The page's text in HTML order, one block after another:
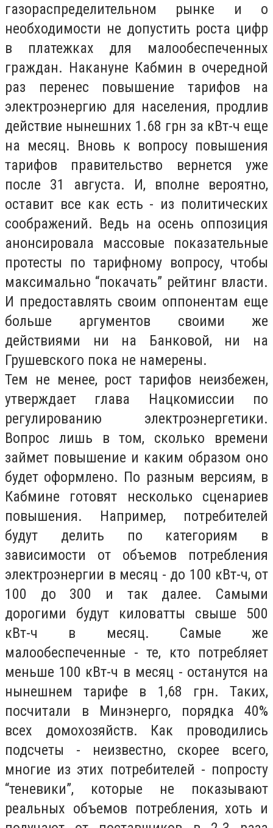
газораспределительном рынке и о
необходимости не допустить роста цифр
в платежках для малообеспеченных
граждан. Накануне Кабмин в очередной
раз перенес повышение тарифов на
электроэнергию для населения, продлив
действие нынешних 1.68 грн за кВт-ч еще
на месяц. Вновь к вопросу повышения
тарифов правительство вернется уже
после 31 августа. И, вполне вероятно,
оставит все как есть - из политических
соображений. Ведь на осень оппозиция
анонсировала массовые показательные
протесты по тарифному вопросу, чтобы
максимально “покачать” рейтинг власти.
И предоставлять своим оппонентам еще
больше аргументов своими же
действиями ни на Банковой, ни на
Грушевского пока не намерены.
Тем не менее, рост тарифов неизбежен,
утверждает глава Нацкомиссии по
регулированию электроэнергетики.
Вопрос лишь в том, сколько времени
займет повышение и каким образом оно
будет оформлено. По разным версиям, в
Кабмине готовят несколько сценариев
повышения. Например, потребителей
будут делить по категориям в
зависимости от объемов потребления
электроэнергии в месяц - до 100 кВт-ч, от
100 до 300 и так далее. Самыми
дорогими будут киловатты свыше 500
кВт-ч в месяц. Самые же
малообеспеченные - те, кто потребляет
меньше 100 кВт-ч в месяц - останутся на
нынешнем тарифе в 1,68 грн. Таких,
посчитали в Минэнерго, порядка 40%
всех домохозяйств. Как проводились
подсчеты - неизвестно, скорее всего,
многие из этих потребителей - попросту
“теневики”, которые не показывают
реальных объемов потребления, хоть и